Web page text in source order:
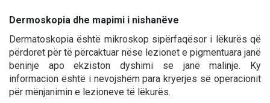
Dermoskopia dhe mapimi i nishanëve
Dermatoskopia është mikroskop sipërfaqësor i lëkurës që
përdoret për të përcaktuar nëse lezionet e pigmentuara janë
beninje apo ekziston dyshimi se janë malinje. Ky
informacion është i nevojshëm para kryerjes së operacionit
për mënjanimin e lezioneve të lëkurës.